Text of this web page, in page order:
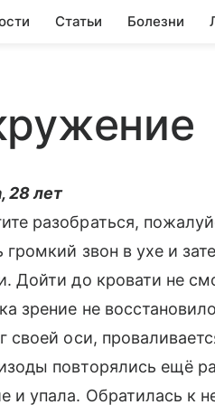
Статьи Болезни
28 лет
разобраться,
громкий звон в ухе и
Дойти до кровати не
зрение не
своей оси,
повторялись ещё
и упала. Обратилась к